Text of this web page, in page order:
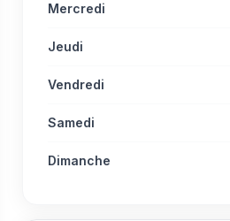
Mercredi
Jeudi
Vendredi
Samedi
Dimanche